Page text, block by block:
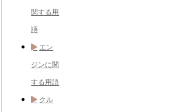
関する用
語
エン
ジンに関
する用語
クル